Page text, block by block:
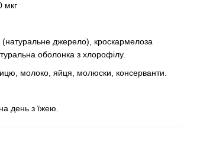
мкг
джерело), кроскармелоза
оболонка з хлорофілу.
молоко, яйця, молюски, консерванти.
день з їжею.